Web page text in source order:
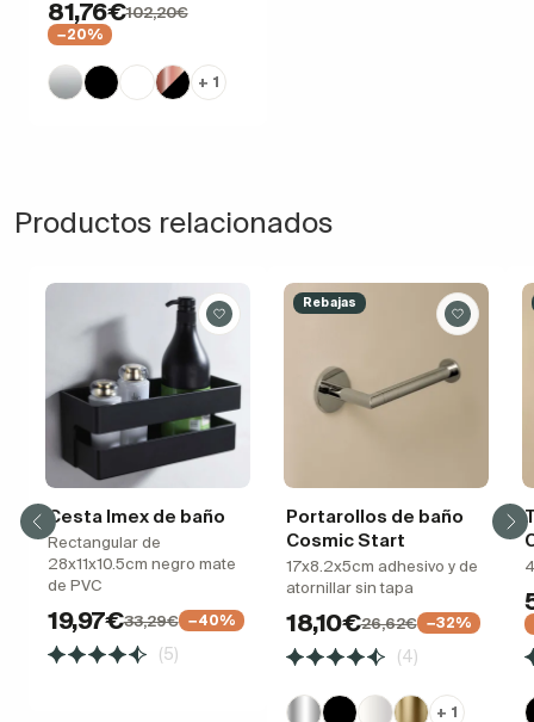
81,76€102,20€
−20%
+ 1
Productos relacionados
Cesta Imex de baño
Rectangular de
28x11x10.5cm negro mate
de PVC
19,97€33,29€ −40%
(5)
Rebajas
Portarollos de baño
Cosmic Start
17x8.2x5cm adhesivo y de
atornillar sin tapa
18,10€26,62€ −32%
(4)
+ 1